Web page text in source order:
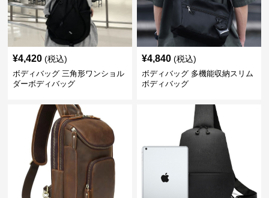
¥4,420 (税込)
ボディバッグ 三角形ワンショル
ダーボディバッグ
¥4,840 (税込)
ボディバッグ 多機能収納スリム
ボディバッグ